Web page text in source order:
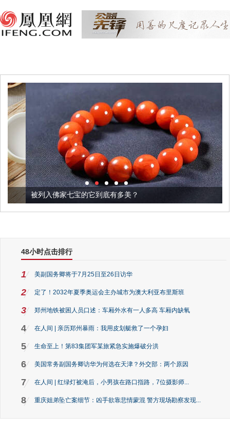
被列入佛家七宝的它到底有多美？
48小时点击排行
1 美副国务卿将于7月25日至26日访华
2 定了！2032年夏季奥运会主办城市为澳大利亚布里斯班
3 郑州地铁被困人员口述：车厢外水有一人多高 车厢内缺氧
4 在人间 | 亲历郑州暴雨：我用皮划艇救了一个孕妇
5 生命至上！第83集团军某旅紧急实施爆破分洪
6 美国常务副国务卿访华为何选在天津？外交部：两个原因
7 在人间 | 红绿灯被淹后，小男孩在路口指路，7位摄影师...
8 重庆姐弟坠亡案细节：凶手欲靠悲情蒙混 警方现场勘察发现...